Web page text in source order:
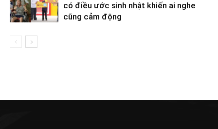
có điều ước sinh nhật khiến ai nghe
cũng cảm động